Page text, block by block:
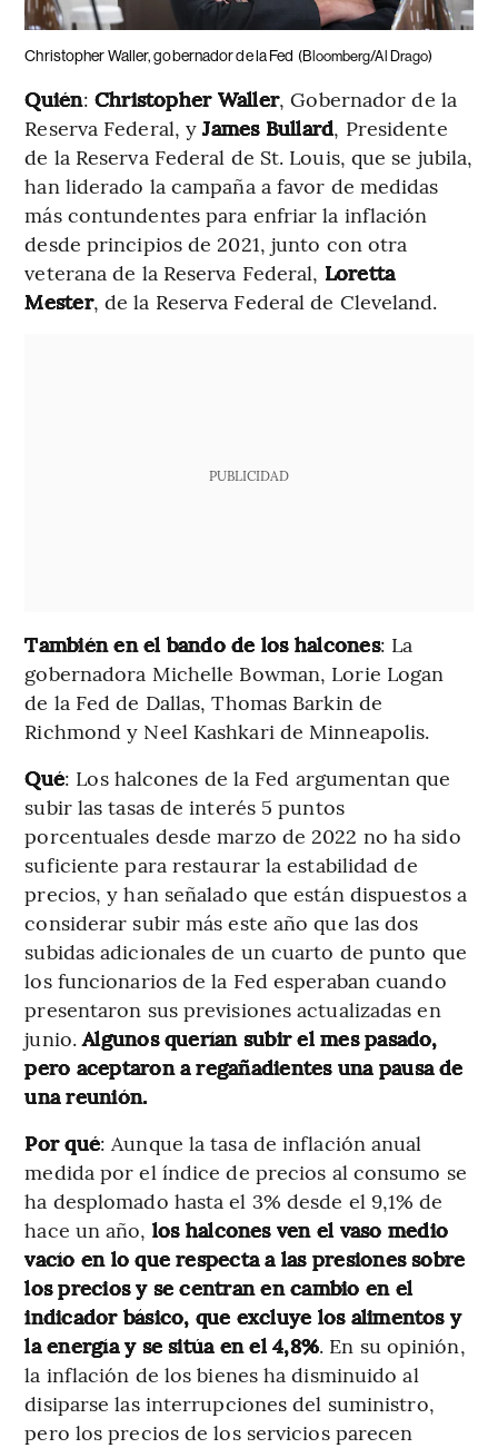
Christopher Waller, gobernador de la Fed (Bloomberg/Al Drago)
Quién: Christopher Waller, Gobernador de la
Reserva Federal, yJames Bullard, Presidente
de la Reserva Federal de St. Louis, que se jubila,
han liderado la campaña a favor de medidas
más contundentes para enfriar la inflación
desde principios de 2021, junto con otra
veterana de la Reserva Federal, Loretta
Mester, de la Reserva Federal de Cleveland.
PUBLICIDAD
También en el bando de los halcones: La
gobernadora Michelle Bowman, Lorie Logan
de la Fed de Dallas, Thomas Barkin de
Richmond y Neel Kashkari de Minneapolis.
Qué: Los halcones de la Fed argumentan que
subir las tasas de interés 5 puntos
porcentuales desde marzo de 2022 no ha sido
suficiente para restaurar la estabilidad de
precios, y han señalado que están dispuestos a
considerar subir más este año que las dos
subidas adicionales de un cuarto de punto que
los funcionarios de la Fed esperaban cuando
presentaron sus previsiones actualizadas en
junio.Algunos querían subir el mes pasado,
pero aceptaron a regañadientes una pausa de
una reunión.
Por qué: Aunque la tasa de inflación anual
medida por el índice de precios al consumo se
ha desplomado hasta el 3% desde el 9,1% de
hace un año, los halcones ven el vaso medio
vacío en lo que respecta a las presiones sobre
los precios y se centran en cambio en el
indicador básico, que excluye los alimentos y
la energía y se sitúa en el 4,8%. En su opinión,
la inflación de los bienes ha disminuido al
disiparse las interrupciones del suministro,
pero los precios de los servicios parecen